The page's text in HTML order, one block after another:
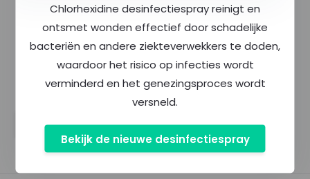
Sterillium Gel Pure
Excl. btw
Unicura handsoap
balance pomp 250ml
--,-- Excl. btw
--,--
Chlorhexidine desinfectiespray reinigt en
ontsmet wonden effectief door schadelijke
bacteriën en andere ziekteverwekkers te doden,
waardoor het risico op infecties wordt
verminderd en het genezingsproces wordt
versneld.
Bekijk de nieuwe desinfectiespray